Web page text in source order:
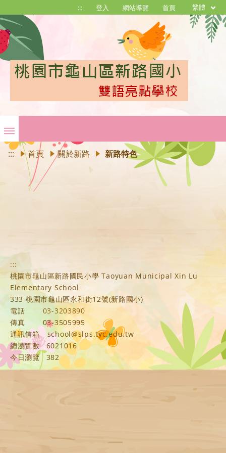
::: 登入 網站導覽 首頁 繁體
::: 首頁 關於新路 新路特色
:::
桃園市龜山區新路國民小學 Taoyuan Municipal Xin Lu
Elementary School
333 桃園市龜山區永和街12號(新路國小)
電話
03-3203890
傳真
03-3505995
通訊信箱
school@slps.tyc.edu.tw
總瀏覽數
6021016
今日瀏覽
382